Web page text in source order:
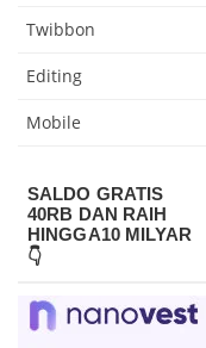
Twibbon
Editing
Mobile
SALDO GRATIS
40RB DAN RAIH
HINGGA10 MILYAR
👇